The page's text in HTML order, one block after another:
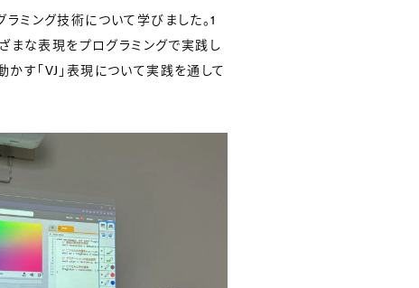
ミング技術について学びました。1
まな表現をプログラミングで実践し
す「VJ」表現について実践を通して